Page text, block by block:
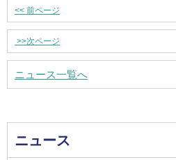
<< 前ページ
>>次ページ
ニュース一覧へ
ニュース